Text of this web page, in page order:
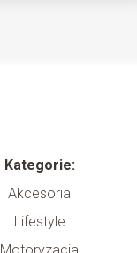
Kategorie:
Akcesoria
Lifestyle
Motoryzacja